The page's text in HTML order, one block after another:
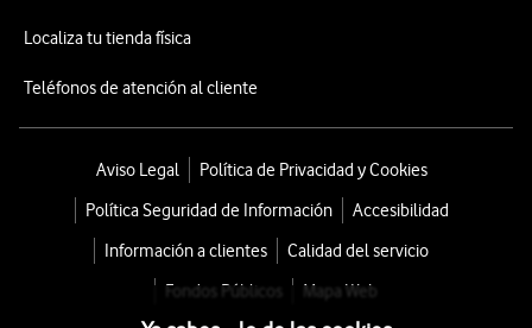
Localiza tu tienda física
Teléfonos de atención al cliente
Aviso Legal
Política de Privacidad y Cookies
Política Seguridad de Información
Accesibilidad
Información a clientes
Calidad del servicio
Fondos Públicos
Mapa Web